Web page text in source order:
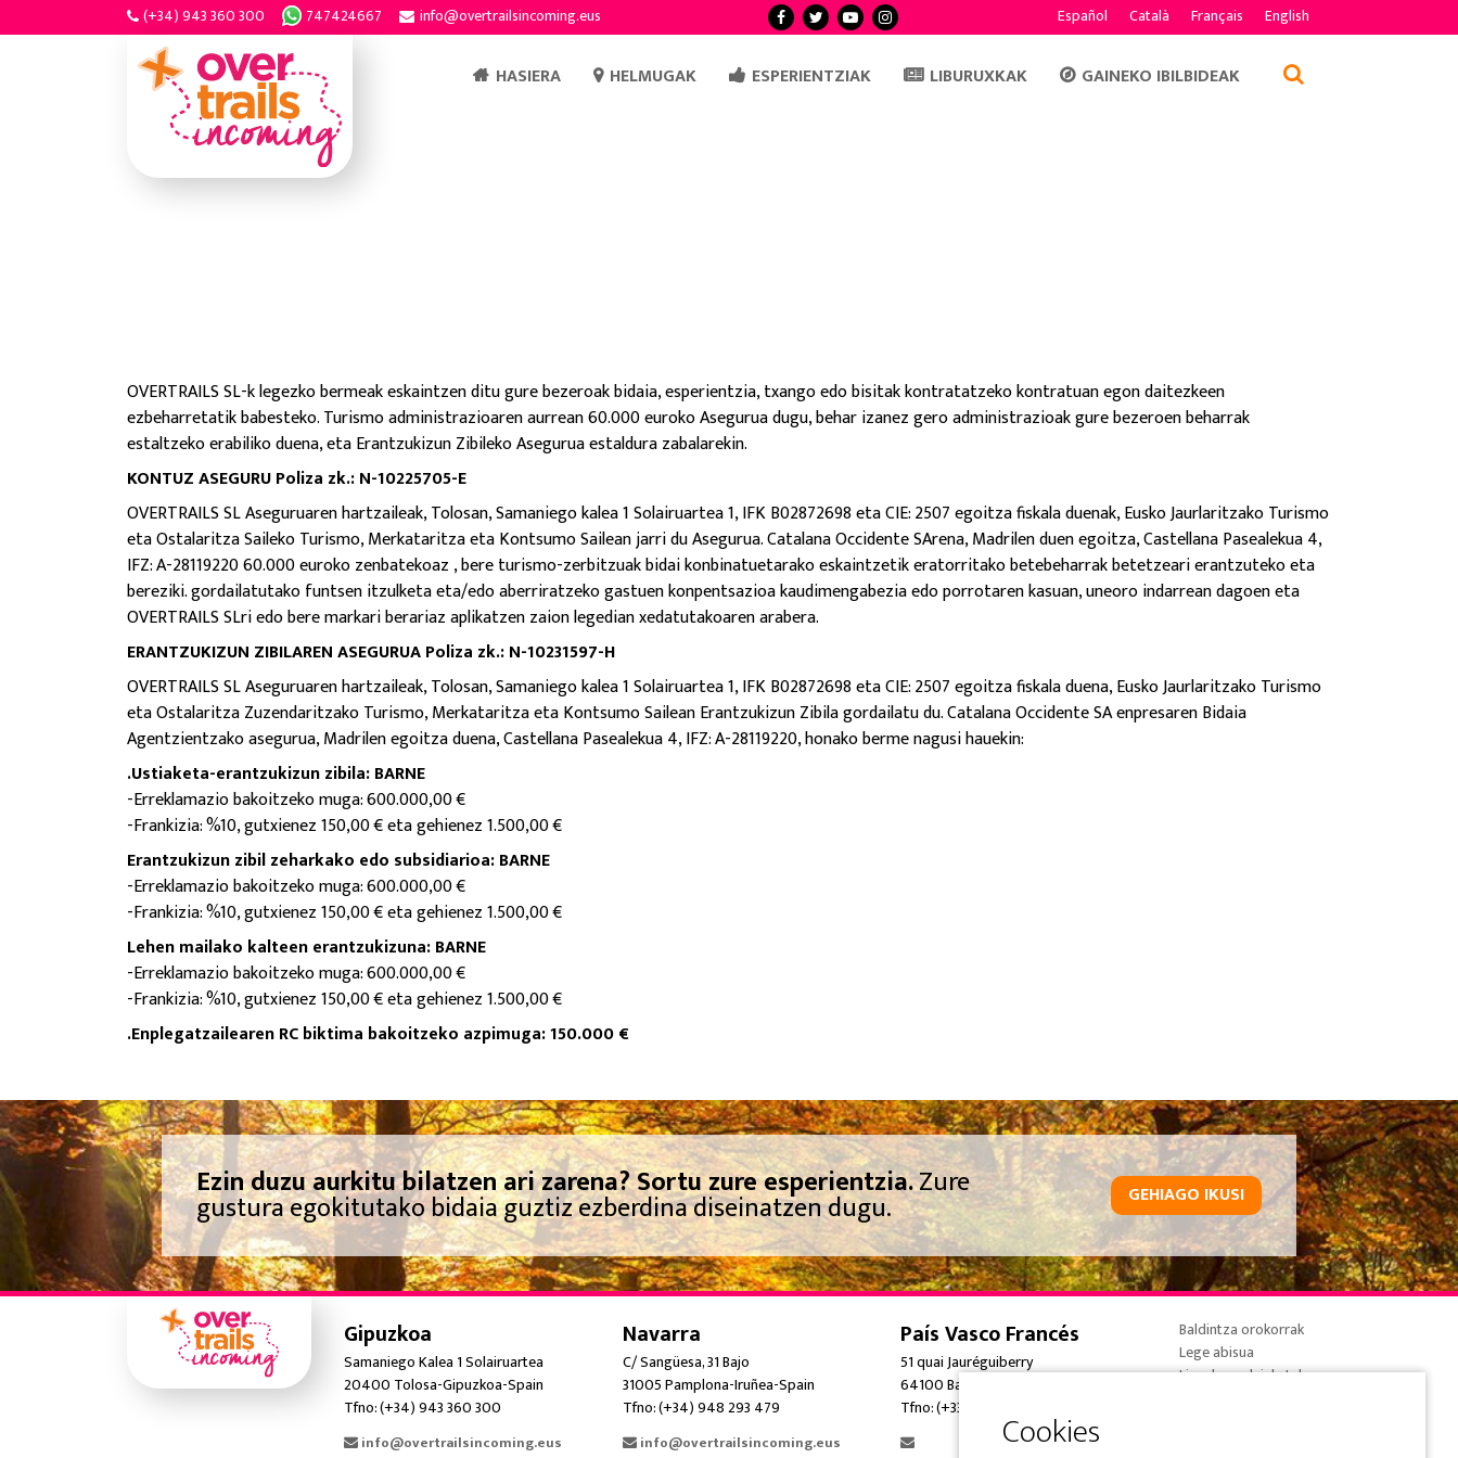
(+34) 943 360 300 747424667 info@overtrailsincoming.eus Español Català Français English
HASIERA HELMUGAK ESPERIENTZIAK LIBURUXKAK GAINEKO IBILBIDEAK
OVERTRAILS SL-k legezko bermeak eskaintzen ditu gure bezeroak bidaia, esperientzia, txango edo bisitak kontratatzeko kontratuan egon daitezkeen
ezbeharretatik babesteko.Turismo administrazioaren aurrean 60.000 euroko Asegurua dugu, behar izanez gero administrazioak gure bezeroen beharrak
estaltzeko erabiliko duena, eta Erantzukizun Zibileko Asegurua estaldura zabalarekin.
KONTUZ ASEGURU Poliza zk.: N-10225705-E
OVERTRAILS SL Aseguruaren hartzaileak, Tolosan, Samaniego kalea 1 Solairuartea 1, IFK B02872698 eta CIE: 2507 egoitza fiskala duenak, Eusko Jaurlaritzako Turismo
eta Ostalaritza Saileko Turismo, Merkataritza eta Kontsumo Sailean jarri du Asegurua.Catalana Occidente SArena, Madrilen duen egoitza, Castellana Pasealekua 4,
IFZ: A-28119220 60.000 euroko zenbatekoaz , bere turismo-zerbitzuak bidai konbinatuetarako eskaintzetik eratorritako betebeharrak betetzeari erantzuteko eta
bereziki. gordailatutako funtsen itzulketa eta/edo aberriratzeko gastuen konpentsazioa kaudimengabezia edo porrotaren kasuan, uneoro indarrean dagoen eta
OVERTRAILS SLri edo bere markari berariaz aplikatzen zaion legedian xedatutakoaren arabera.
ERANTZUKIZUN ZIBILAREN ASEGURUA Poliza zk.: N-10231597-H
OVERTRAILS SL Aseguruaren hartzaileak, Tolosan, Samaniego kalea 1 Solairuartea 1, IFK B02872698 eta CIE: 2507 egoitza fiskala duena, Eusko Jaurlaritzako Turismo
eta Ostalaritza Zuzendaritzako Turismo, Merkataritza eta Kontsumo Sailean Erantzukizun Zibila gordailatu du. Catalana Occidente SA enpresaren Bidaia
Agentzientzako asegurua, Madrilen egoitza duena, Castellana Pasealekua 4, IFZ: A-28119220, honako berme nagusi hauekin:
.Ustiaketa-erantzukizun zibila: BARNE
-Erreklamazio bakoitzeko muga: 600.000,00 €
-Frankizia: %10, gutxienez 150,00 € eta gehienez 1.500,00 €
Erantzukizun zibil zeharkako edo subsidiarioa: BARNE
-Erreklamazio bakoitzeko muga: 600.000,00 €
-Frankizia: %10, gutxienez 150,00 € eta gehienez 1.500,00 €
Lehen mailako kalteen erantzukizuna: BARNE
-Erreklamazio bakoitzeko muga: 600.000,00 €
-Frankizia: %10, gutxienez 150,00 € eta gehienez 1.500,00 €
.Enplegatzailearen RC biktima bakoitzeko azpimuga: 150.000 €
Ezin duzu aurkitu bilatzen ari zarena? Sortu zure esperientzia.Zure
gustura egokitutako bidaia guztiz ezberdina diseinatzen dugu. GEHIAGO IKUSI
Gipuzkoa
Samaniego Kalea 1 Solairuartea
20400 Tolosa-Gipuzkoa-Spain
Tfno: (+34) 943 360 300
info@overtrailsincoming.eus
Navarra
C/ Sangüesa, 31 Bajo
31005 Pamplona-Iruñea-Spain
Tfno: (+34) 948 293 479
info@overtrailsincoming.eus
País Vasco Francés
51 quai Jauréguiberry
64100 Bayonne-France
Tfno: (+33) (0) 5 59 59 82 90
Baldintza orokorrak
Lege abisua
Lineako ordainketak